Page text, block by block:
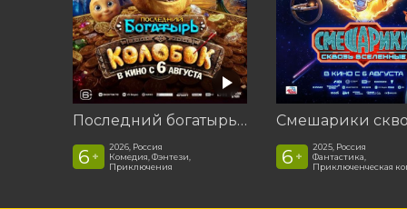
Последний богатырь. Колобок
6 +
2026, Россия
Комедия, Фэнтези,
Приключения
6 +
2025, Россия
Фантастика,
Приключенческая